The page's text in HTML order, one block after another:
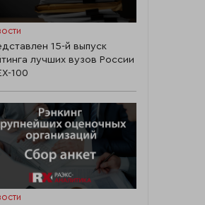
15-й выпуск
лучших вузов России
100